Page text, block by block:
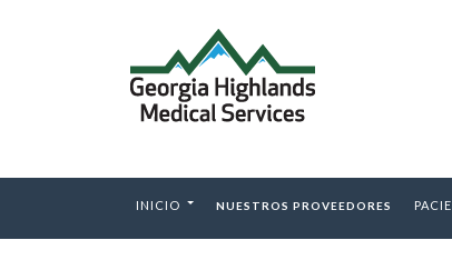
INICIO NUESTROS PROVEEDORES